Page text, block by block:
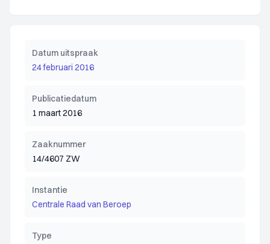
Datum uitspraak
24 februari 2016
Publicatiedatum
1 maart 2016
Zaaknummer
14/4607 ZW
Instantie
Centrale Raad van Beroep
Type